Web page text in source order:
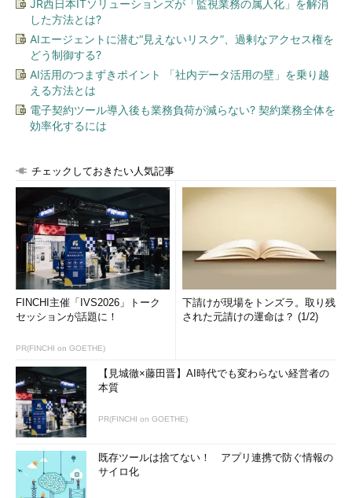
JR西日本ITソリューションズが「監視業務の属人化」を解消
した方法とは?
AIエージェントに潜む“見えないリスク”、過剰なアクセス権を
どう制御する?
AI活用のつまずきポイント 「社内データ活用の壁」を乗り越
える方法とは
電子契約ツール導入後も業務負荷が減らない? 契約業務全体を
効率化するには
チェックしておきたい人気記事
FINCHI主催「IVS2026」トーク
セッションが話題に！
PR(FINCHI on GOETHE)
下請けが現場をトンズラ。取り残
された元請けの運命は？ (1/2)
【見城徹×藤田晋】AI時代でも変わらない経営者の
本質
PR(FINCHI on GOETHE)
既存ツールは捨てない！ アプリ連携で防ぐ情報の
サイロ化